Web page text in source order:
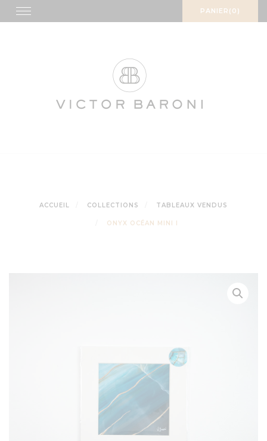
Skip
to
PANIER(0)
Toggle
navigation
ACCUEIL COLLECTIONS TABLEAUX VENDUS
ONYX OCÉAN MINI I